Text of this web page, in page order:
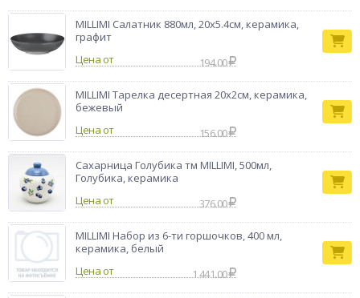
MILLIMI Салатник 880мл, 20х5.4см, керамика,
графит
Цена от
194.00
MILLIMI Тарелка десертная 20х2см, керамика,
бежевый
Цена от
156.00
Сахарница Голубика тм MILLIMI, 500мл,
Голубика, керамика
Цена от
376.00
MILLIMI Набор из 6-ти горшочков, 400 мл,
керамика, белый
Цена от
1 441.00